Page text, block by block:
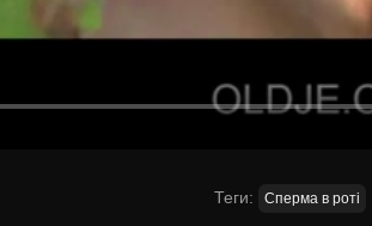
Теги:
Сперма в роті